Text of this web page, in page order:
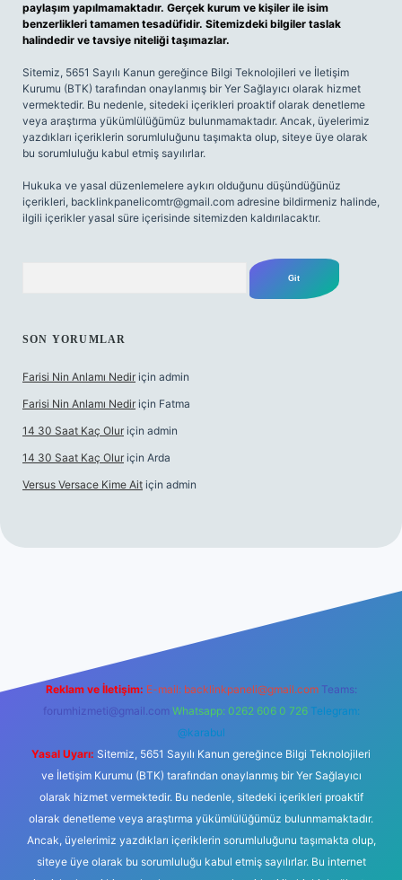
paylaşım yapılmamaktadır. Gerçek kurum ve kişiler ile isim
benzerlikleri tamamen tesadüfidir. Sitemizdeki bilgiler taslak
halindedir ve tavsiye niteliği taşımazlar.
Sitemiz, 5651 Sayılı Kanun gereğince Bilgi Teknolojileri ve İletişim
Kurumu (BTK) tarafından onaylanmış bir Yer Sağlayıcı olarak hizmet
vermektedir. Bu nedenle, sitedeki içerikleri proaktif olarak denetleme
veya araştırma yükümlülüğümüz bulunmamaktadır. Ancak, üyelerimiz
yazdıkları içeriklerin sorumluluğunu taşımakta olup, siteye üye olarak
bu sorumluluğu kabul etmiş sayılırlar.
Hukuka ve yasal düzenlemelere aykırı olduğunu düşündüğünüz
içerikleri, backlinkpanelicomtr@gmail.com adresine bildirmeniz halinde,
ilgili içerikler yasal süre içerisinde sitemizden kaldırılacaktır.
SON YORUMLAR
Farisi Nin Anlamı Nedir için admin
Farisi Nin Anlamı Nedir için Fatma
14 30 Saat Kaç Olur için admin
14 30 Saat Kaç Olur için Arda
Versus Versace Kime Ait için admin
Reklam ve İletişim: E-mail: backlinkpaneli@gmail.com Teams:
forumhizmeti@gmail.com Whatsapp: 0262 606 0 726 Telegram:
@karabul
Yasal Uyarı: Sitemiz, 5651 Sayılı Kanun gereğince Bilgi Teknolojileri
ve İletişim Kurumu (BTK) tarafından onaylanmış bir Yer Sağlayıcı
olarak hizmet vermektedir. Bu nedenle, sitedeki içerikleri proaktif
olarak denetleme veya araştırma yükümlülüğümüz bulunmamaktadır.
Ancak, üyelerimiz yazdıkları içeriklerin sorumluluğunu taşımakta olup,
siteye üye olarak bu sorumluluğu kabul etmiş sayılırlar. Bu internet